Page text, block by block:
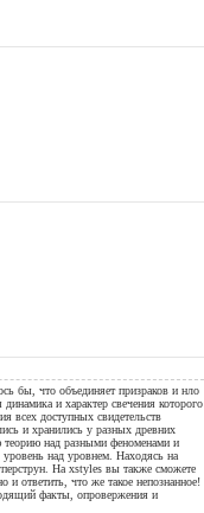
бы, что объединяет призраков и нло
и характер свечения которого
всех доступных свидетельств
и хранились у разных древних
теорию над разными феноменами и
уровень над уровнем. Находясь на
На xstyles вы также сможете
и ответить, что же такое непознанное!
факты, опровержения и